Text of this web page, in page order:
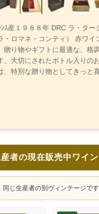
ｽ産１９８８年 DRC ラ・ター
・ロマネ・コンティ） 赤ワイ
贈り物やギフトに最適な、格
。大切にされたボトル入りの
、特別な贈り物としてきっと
産者の現在販売中ワイン
同じ生産者の別ヴィンテージで